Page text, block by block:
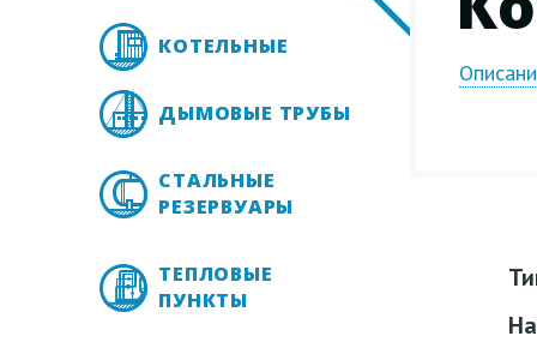
КОТЕЛЬНЫЕ
ДЫМОВЫЕ ТРУБЫ
СТАЛЬНЫЕ
РЕЗЕРВУАРЫ
ТЕПЛОВЫЕ
ПУНКТЫ